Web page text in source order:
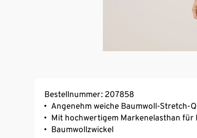
Bestellnummer: 207858
Angenehm weiche Baumwoll-Stretch-
Mit hochwertigem Markenelasthan
Baumwollzwickel